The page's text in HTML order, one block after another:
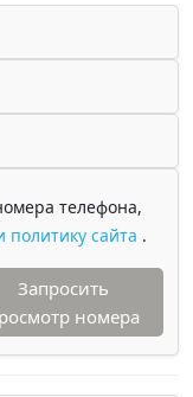
телефона,
политику сайта .
Запросить
номера